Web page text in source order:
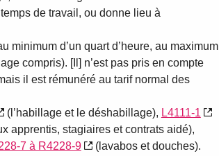
de travail, ou donne lieu à
minimum d’un quart d’heure, au maximum
compris). [Il] n’est pas pris en compte
il est rémunéré au tarif normal des
(l’habillage et le déshabillage), L4111-1
apprentis, stagiaires et contrats aidé),
7 à R4228-9
(lavabos et douches).